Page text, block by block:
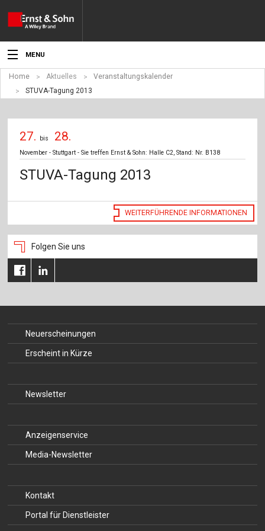
MENU
Aktuelles
Angebote
Fachgebiete
Service
Für Autor:innen
Sprache / Language: DE Sprache / Language: EN
Home Aktuelles
Veranstaltungskalender
STUVA-Tagung 2013
27. bis 28.
November - Stuttgart - Sie treffen Ernst & Sohn: Halle C2, Stand: Nr. B138
STUVA-Tagung 2013
WEITERFÜHRENDE INFORMATIONEN
Folgen Sie uns
Neuerscheinungen
Erscheint in Kürze
Newsletter
Anzeigenservice
Media-Newsletter
Kontakt
Portal für Dienstleister